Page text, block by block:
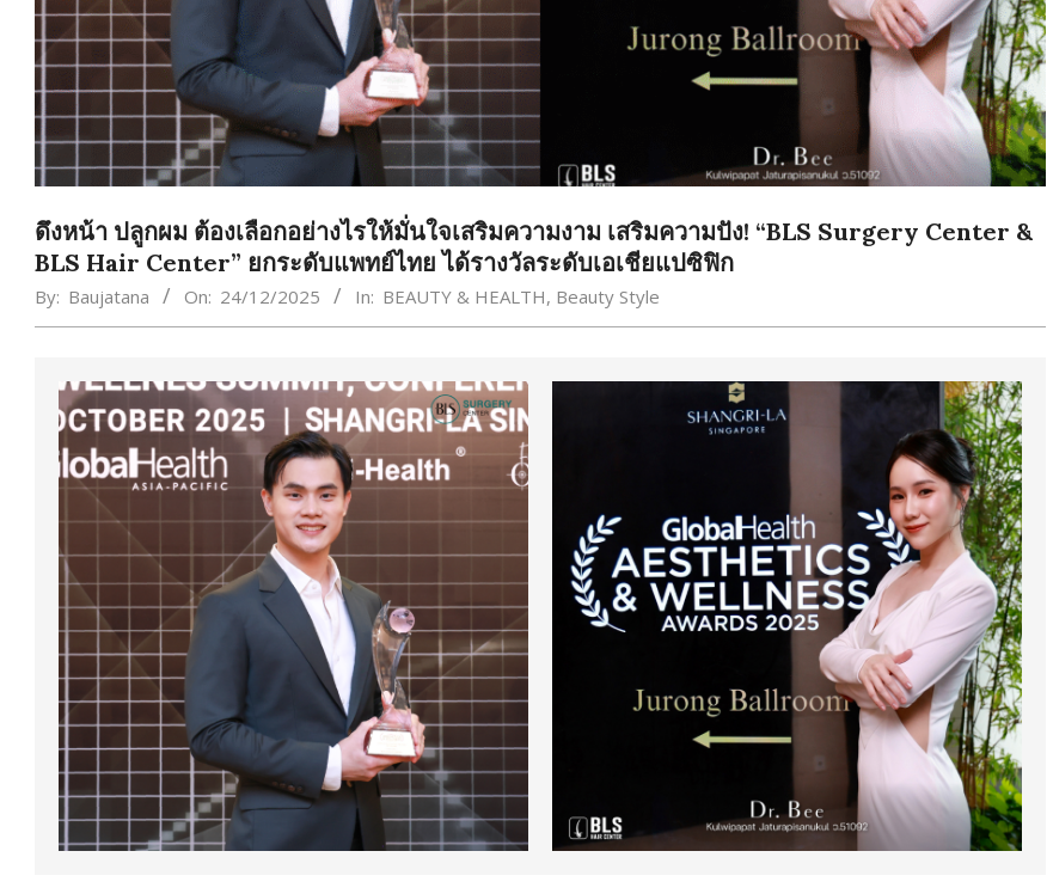
ดึงหน้า ปลูกผม ต้องเลือกอย่างไรให้มั่นใจเสริมความงาม เสริมความปัง! “BLS Surgery Center &
BLS Hair Center” ยกระดับแพทย์ไทย ได้รางวัลระดับเอเชียแปซิฟิก
By: Baujatana On: 24/12/2025 In: BEAUTY & HEALTH, Beauty Style